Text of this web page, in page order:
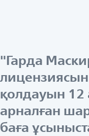
"Гарда
қолдауын 12
арналған
баға